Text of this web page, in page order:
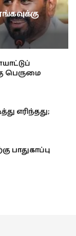
பெருமை
எரிந்தது;
பாதுகாப்பு